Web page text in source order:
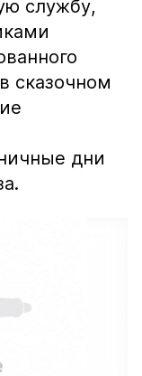
службу,
сказочном
дни